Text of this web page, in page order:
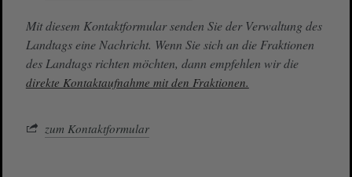
Mit diesem Kontaktformular senden Sie der Verwaltung des
Landtags eine Nachricht. Wenn Sie sich an die Fraktionen
des Landtags richten möchten, dann empfehlen wir die
direkte Kontaktaufnahme mit den Fraktionen.
zum Kontaktformular